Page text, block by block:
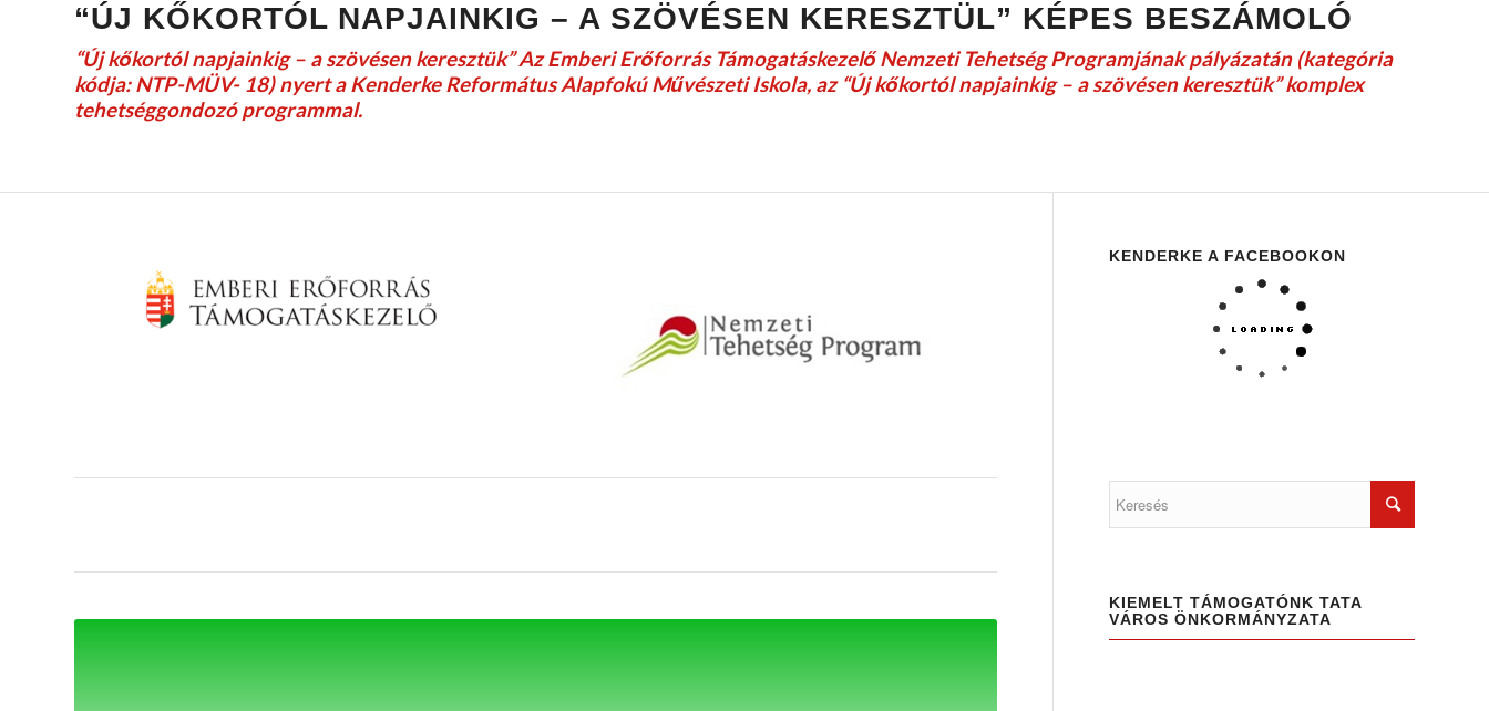
“ÚJ KŐKORTÓL NAPJAINKIG – A SZÖVÉSEN KERESZTÜL” KÉPES BESZÁMOLÓ
“Új kőkortól napjainkig – a szövésen keresztük” Az Emberi Erőforrás Támogatáskezelő Nemzeti Tehetség Programjának pályázatán (kategória
kódja: NTP-MÜV- 18) nyert a Kenderke Református Alapfokú Művészeti Iskola, az “Új kőkortól napjainkig – a szövésen keresztük” komplex
tehetséggondozó programmal.
KENDERKE A FACEBOOKON
KIEMELT TÁMOGATÓNK TATA
VÁROS ÖNKORMÁNYZATA